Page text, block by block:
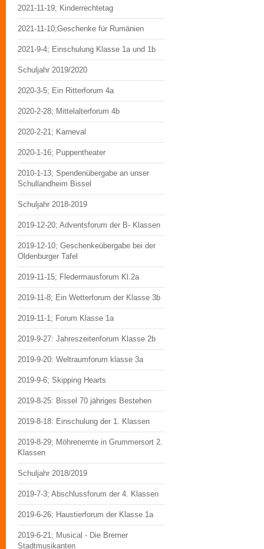
2021-11-19; Kinderrechtetag
2021-11-10;Geschenke für Rumänien
2021-9-4; Einschulung Klasse 1a und 1b
Schuljahr 2019/2020
2020-3-5; Ein Ritterforum 4a
2020-2-28; Mittelalterforum 4b
2020-2-21; Karneval
2020-1-16; Puppentheater
2010-1-13; Spendenübergabe an unser
Schullandheim Bissel
Schuljahr 2018-2019
2019-12-20; Adventsforum der B- Klassen
2019-12-10; Geschenkeübergabe bei der
Oldenburger Tafel
2019-11-15; Fledermausforum Kl.2a
2019-11-8; Ein Wetterforum der Klasse 3b
2019-11-1; Forum Klasse 1a
2019-9-27: Jahreszeitenforum Klasse 2b
2019-9-20: Weltraumforum klasse 3a
2019-9-6; Skipping Hearts
2019-8-25: Bissel 70 jähriges Bestehen
2019-8-18: Einschulung der 1. Klassen
2019-8-29; Möhrenernte in Grummersort 2.
Klassen
Schuljahr 2018/2019
2019-7-3; Abschlussforum der 4. Klassen
2019-6-26; Haustierforum der Klasse 1a
2019-6-21; Musical - Die Bremer
Stadtmusikanten